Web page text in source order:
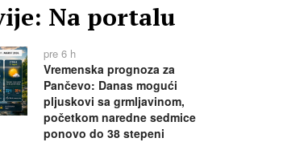
Na portalu
pre 6 h
Vremenska prognoza za
Pančevo: Danas mogući
pljuskovi sa grmljavinom,
početkom naredne sedmice
ponovo do 38 stepeni